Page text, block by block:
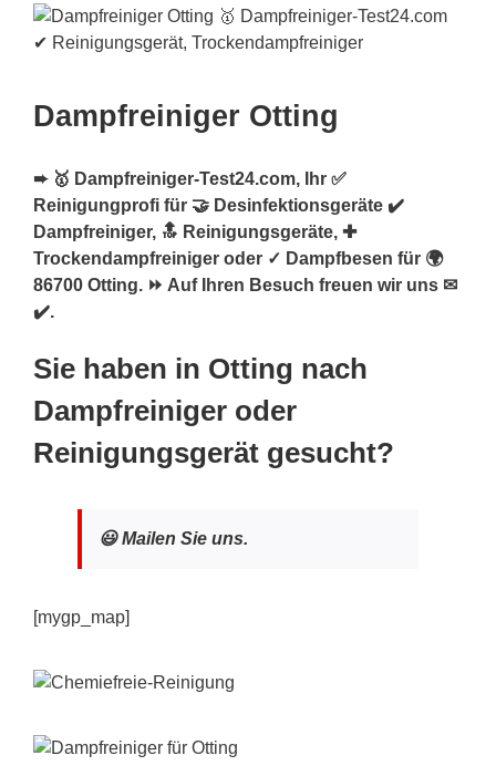
Dampfreiniger Otting
➨ 🥇 Dampfreiniger-Test24.com, Ihr ✅
Reinigungprofi für 🤝 Desinfektionsgeräte ✔️
Dampfreiniger, 🔝 Reinigungsgeräte, ✚
Trockendampfreiniger oder ✓ Dampfbesen für 🌍
86700 Otting. ⏩ Auf Ihren Besuch freuen wir uns ✉
✔️.
Sie haben in Otting nach
Dampfreiniger oder
Reinigungsgerät gesucht?
😃 Mailen Sie uns.
[mygp_map]